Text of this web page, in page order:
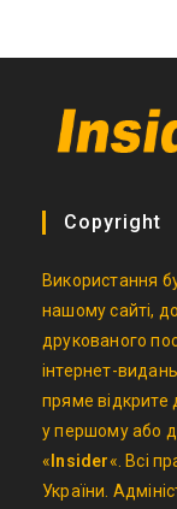
Copyright
Використання
нашому сайті,
друкованого
інтернет-
пряме відкрите
у першому або
«Insider«. Всі
України.